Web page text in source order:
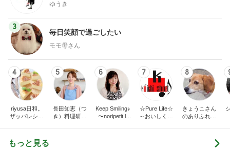
ゆうき
3
毎日笑顔で過ごしたい
モモ母さん
4
riyusa日和。
ザッパレシピ
かず
5
長田知恵（つ
き）料理研究
6
Keep Smiling♪
〜noripetit lif
7
☆Pure Life☆
～おいしく、
8
きょうこさん
のありふれた
もっと見る